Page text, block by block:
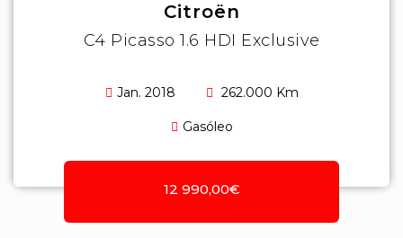
Citroën
C4 Picasso 1.6 HDI Exclusive
Jan. 2018 262.000 Km
Gasóleo
12 990,00€